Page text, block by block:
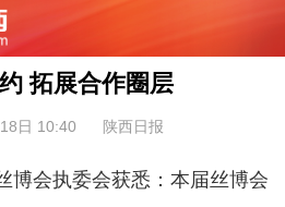
拓展合作圈层
日 10:40 陕西日报
会执委会获悉：本届丝博会